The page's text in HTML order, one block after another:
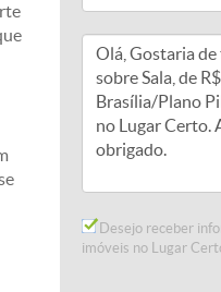
Desejo receber
imóveis no Lugar